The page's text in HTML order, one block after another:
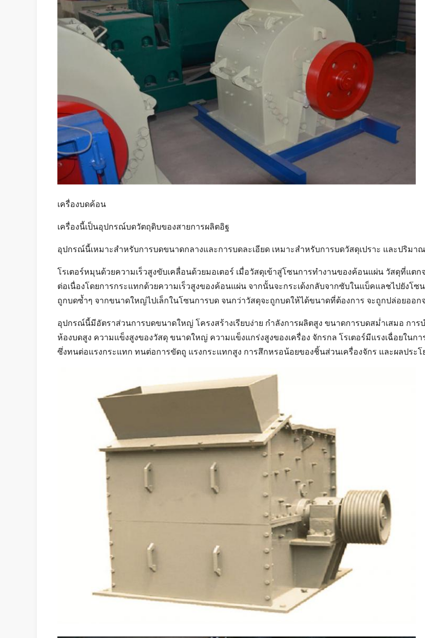
เครื่องบดค้อน
เครื่องนี้เป็นอุปกรณ์บดวัตถุดิบของสายการผลิตอิฐ
อุปกรณ์นี้เหมาะสำหรับการบดขนาดกลางและการบดละเอียด เหมาะสำหรับการบดวัสดุเปราะ และปริม
โรเตอร์หมุนด้วยความเร็วสูงขับเคลื่อนด้วยมอเตอร์ เมื่อวัสดุเข้าสู่โซนการทำงานของค้อนแผ่น วัสดุที่แต
ต่อเนื่องโดยการกระแทกด้วยความเร็วสูงของค้อนแผ่น จากนั้นจะกระเด้งกลับจากซับในแบ็คแลชไปยังโ
ถูกบดซ้ำๆ จากขนาดใหญ่ไปเล็กในโซนการบด จนกว่าวัสดุจะถูกบดให้ได้ขนาดที่ต้องการ จะถูกปล่อยออก
อุปกรณ์นี้มีอัตราส่วนการบดขนาดใหญ่ โครงสร้างเรียบง่าย กำลังการผลิตสูง ขนาดการบดสม่ำเสมอ กา
ห้องบดสูง ความแข็งสูงของวัสดุ ขนาดใหญ่ ความแข็งแกร่งสูงของเครื่อง จักรกล โรเตอร์มีแรงเฉื่อยใ
ซึ่งทนต่อแรงกระแทก ทนต่อการขัดถู แรงกระแทกสูง การสึกหรอน้อยของชิ้นส่วนเครื่องจักร และผลประโ